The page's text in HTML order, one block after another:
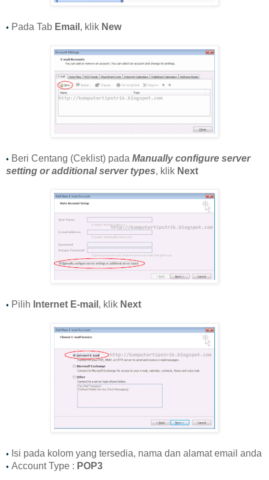
• Pada Tab Email , klik New
• Beri Centang (Ceklist) pada Manually configure server
setting or additional server types, klik Next
• Pilih Internet E-mail , klik Next
• Isi pada kolom yang tersedia, nama dan alamat email anda
• Account Type : POP3